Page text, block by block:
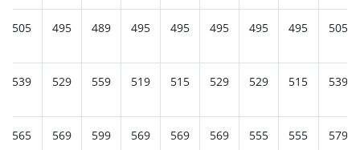
505 495 489 495 495 495 495 495 505
539 529 559 519 515 529 529 515 539
565 569 599 569 569 569 555 555 579